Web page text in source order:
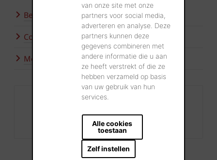
van onze site met onze
partners voor social media,
adverteren en analyse. Deze
partners kunnen deze
gegevens combineren met
andere informatie die u aan
ze heeft verstrekt of die ze
hebben verzameld op basis
van uw gebruik van hun
services.
Alle cookies
toestaan
Zelf instellen
Bezoek onze showroom
Contacteer ons
Meer inspiratie
Contact
+32 56 24 96 38
info@wienerberger.be